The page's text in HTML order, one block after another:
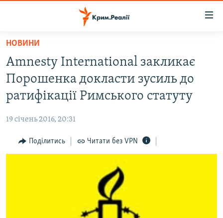
Перейти
основного
матеріалу
Перейти
до
основної
Перейти
до
ВОДА.КРИМ
ВІДЕО ТА ФОТО
БЛОГИ
ПОГЛЯД
ЯК ОБІЙТИ БЛОКУВАННЯ
НОВИНИ
Amnesty International закликає
Порошенка докласти зусиль до
ратифікації Римського статуту
19 січень 2016, 20:31
Поділитись Читати без VPN